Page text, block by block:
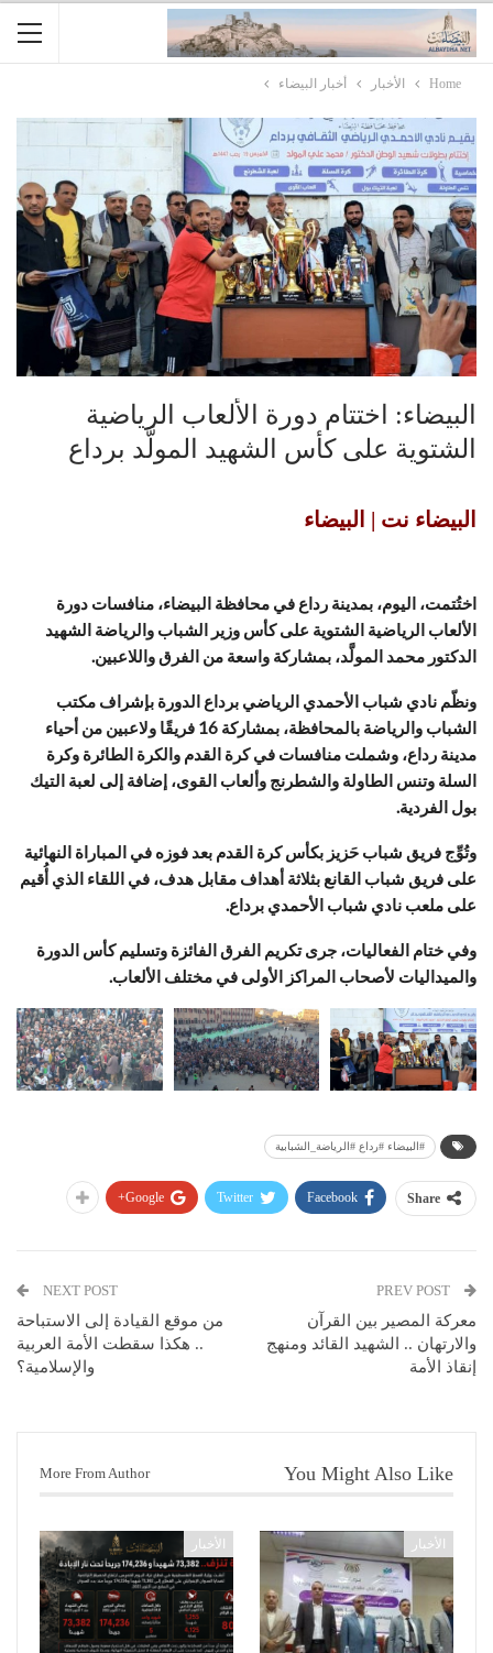
Home الأخبار أخبار البيضاء
البيضاء: اختتام دورة الألعاب الرياضية
الشتوية على كأس الشهيد المولَّد برداع
البيضاء نت | البيضاء
اختُتمت، اليوم، بمدينة رداع في محافظة البيضاء، منافسات دورة
الألعاب الرياضية الشتوية على كأس وزير الشباب والرياضة الشهيد
الدكتور محمد المولَّد، بمشاركة واسعة من الفرق واللاعبين.
ونظّم نادي شباب الأحمدي الرياضي برداع الدورة بإشراف مكتب
الشباب والرياضة بالمحافظة، بمشاركة 16 فريقًا ولاعبين من أحياء
مدينة رداع، وشملت منافسات في كرة القدم والكرة الطائرة وكرة
السلة وتنس الطاولة والشطرنج وألعاب القوى، إضافة إلى لعبة التيك
بول الفردية.
وتُوِّج فريق شباب حَزيز بكأس كرة القدم بعد فوزه في المباراة النهائية
على فريق شباب القانع بثلاثة أهداف مقابل هدف، في اللقاء الذي أُقيم
على ملعب نادي شباب الأحمدي برداع.
وفي ختام الفعاليات، جرى تكريم الفرق الفائزة وتسليم كأس الدورة
والميداليات لأصحاب المراكز الأولى في مختلف الألعاب.
#البيضاء #رداع #الرياضة_الشبابية
Share
Facebook
Twitter
Google+
معركة المصير بين القرآن
والارتهان .. الشهيد القائد ومنهج
إنقاذ الأمة
NEXT POST
من موقع القيادة إلى الاستباحة
.. هكذا سقطت الأمة العربية
والإسلامية؟
You Might Also Like
More From Author
الأخبار الأخبار